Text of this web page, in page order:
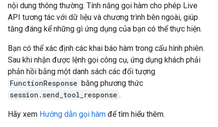
nội dung thông thường. Tính năng gọi hàm cho phép Live
API tương tác với dữ liệu và chương trình bên ngoài, giúp
tăng đáng kể những gì ứng dụng của bạn có thể thực hiện.
Bạn có thể xác định các khai báo hàm trong cấu hình phiên.
Sau khi nhận được lệnh gọi công cụ, ứng dụng khách phải
phản hồi bằng một danh sách các đối tượng
FunctionResponse bằng phương thức
session.send_tool_response .
Hãy xem Hướng dẫn gọi hàm để tìm hiểu thêm.